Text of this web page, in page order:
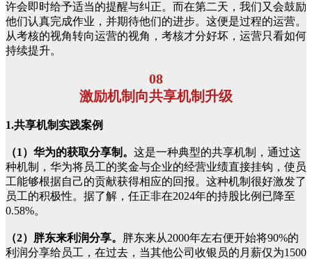
许会即时给予适当的提醒与纠正。而在第二天，我们又会鼓励
他们认真完成作业，并期待他们的进步。这便是过程的运营。
从考核的视角转向运营的视角，考核才分好坏，运营只看如何
持续提升。
08
激励机制向共享机制升级
1.共享机制实践案例
（1）华为的获取分享制。 这是一种典型的共享机制，通过这
种机制，华为将员工的奖金与企业的经营业绩直接挂钩，使员
工能够根据自己的贡献获得相应的回报。这种机制很好激发了
员工的积极性。据了解，任正非在2024年的持股比例已降至
0.58%。
（2）胖东来利润分享。
胖东来从2000年左右便开始将90%的
利润分享给员工，在过去，当其他公司收银员的月薪仅为1500